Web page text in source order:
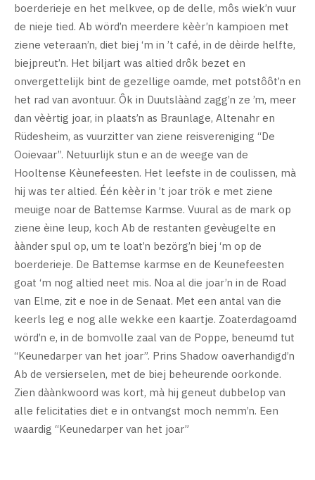
boerderieje en het melkvee, op de delle, môs wiek’n vuur
de nieje tied. Ab wörd’n meerdere kèèr’n kampioen met
ziene veteraan’n, diet biej ‘m in ’t café, in de dèirde helfte,
biejpreut’n. Het biljart was altied drôk bezet en
onvergettelijk bint de gezellige oamde, met potstôôt’n en
het rad van avontuur. Ôk in Duutslàànd zagg’n ze ’m, meer
dan vèèrtig joar, in plaats’n as Braunlage, Altenahr en
Rüdesheim, as vuurzitter van ziene reisvereniging “De
Ooievaar”. Netuurlijk stun e an de weege van de
Hooltense Kèunefeesten. Het leefste in de coulissen, mà
hij was ter altied. Één kèèr in ’t joar trök e met ziene
meuige noar de Battemse Karmse. Vuural as de mark op
ziene èine leup, koch Ab de restanten gevèugelte en
àànder spul op, um te loat’n bezörg’n biej ‘m op de
boerderieje. De Battemse karmse en de Keunefeesten
goat ‘m nog altied neet mis. Noa al die joar’n in de Road
van Elme, zit e noe in de Senaat. Met een antal van die
keerls leg e nog alle wekke een kaartje. Zoaterdagoamd
wörd’n e, in de bomvolle zaal van de Poppe, beneumd tut
“Keunedarper van het joar”. Prins Shadow oaverhandigd’n
Ab de versierselen, met de biej beheurende oorkonde.
Zien dàànkwoord was kort, mà hij geneut dubbelop van
alle felicitaties diet e in ontvangst moch nemm’n. Een
waardig “Keunedarper van het joar”